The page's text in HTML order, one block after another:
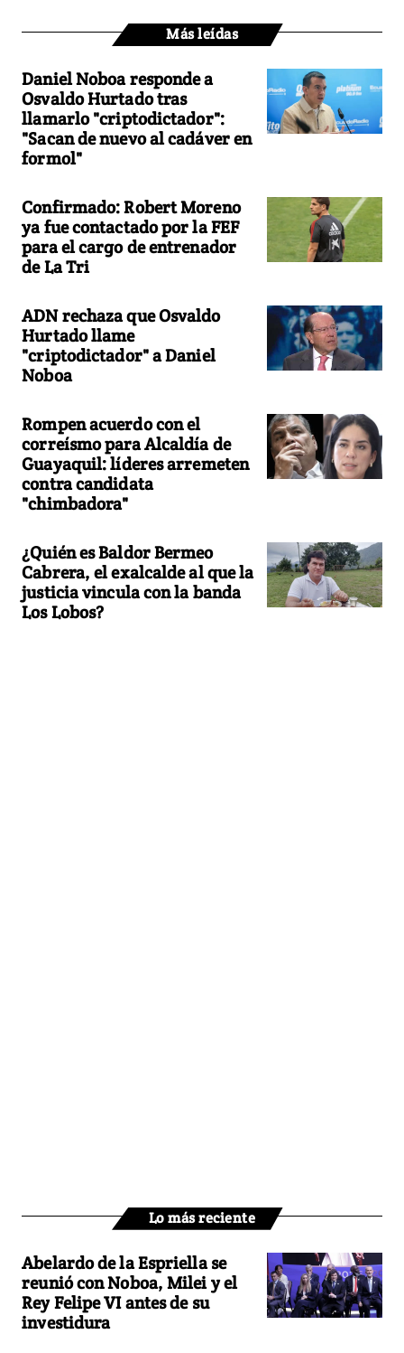
Más leídas
Daniel Noboa responde a
Osvaldo Hurtado tras
llamarlo "criptodictador":
"Sacan de nuevo al cadáver en
formol"
Confirmado: Robert Moreno
ya fue contactado por la FEF
para el cargo de entrenador
de La Tri
ADN rechaza que Osvaldo
Hurtado llame
"criptodictador" a Daniel
Noboa
Rompen acuerdo con el
correísmo para Alcaldía de
Guayaquil: líderes arremeten
contra candidata
"chimbadora"
¿Quién es Baldor Bermeo
Cabrera, el exalcalde al que la
justicia vincula con la banda
Los Lobos?
Lo más reciente
Abelardo de la Espriella se
reunió con Noboa, Milei y el
Rey Felipe VI antes de su
investidura